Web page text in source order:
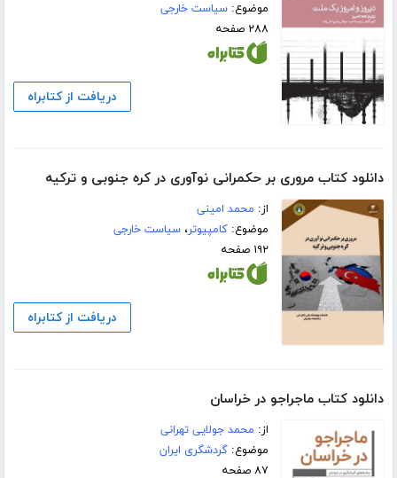
موضوع:سیاست خارجی
۲۸۸ صفحه
دریافت از کتابراه
دانلود کتاب مروری بر حکمرانی نوآوری در کره ‌جنوبی و ترکیه
از: محمد امینی
موضوع:کامپیوتر،سیاست خارجی
۱۹۲ صفحه
دریافت از کتابراه
دانلود کتاب ماجراجو در خراسان
از: محمد جولایی تهرانی
موضوع:گردشگری ایران
۸۷ صفحه